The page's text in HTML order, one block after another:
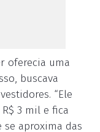
oferecia uma
buscava
“Ele
3 mil e fica
aproxima das